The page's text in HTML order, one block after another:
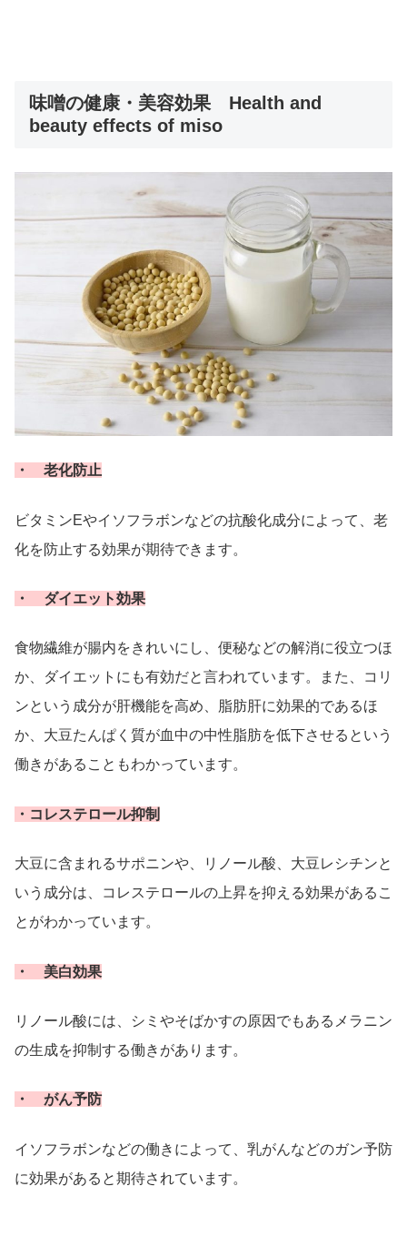
味噌の健康・美容効果 Health and
beauty effects of miso
・ 老化防止
ビタミンEやイソフラボンなどの抗酸化成分によって、老
化を防止する効果が期待できます。
・ ダイエット効果
食物繊維が腸内をきれいにし、便秘などの解消に役立つほ
か、ダイエットにも有効だと言われています。また、コリ
ンという成分が肝機能を高め、脂肪肝に効果的であるほ
か、大豆たんぱく質が血中の中性脂肪を低下させるという
働きがあることもわかっています。
・コレステロール抑制
大豆に含まれるサポニンや、リノール酸、大豆レシチンと
いう成分は、コレステロールの上昇を抑える効果があるこ
とがわかっています。
・ 美白効果
リノール酸には、シミやそばかすの原因でもあるメラニン
の生成を抑制する働きがあります。
・ がん予防
イソフラボンなどの働きによって、乳がんなどのガン予防
に効果があると期待されています。